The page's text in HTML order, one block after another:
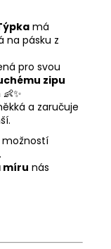
má
na pásku z
pro svou
zipu
a zaručuje
možností
míru nás